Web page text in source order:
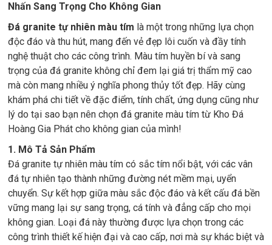
Nhấn Sang Trọng Cho Không Gian
Đá granite tự nhiên màu tím là một trong những lựa chọn
độc đáo và thu hút, mang đến vẻ đẹp lôi cuốn và đầy tính
nghệ thuật cho các công trình. Màu tím huyền bí và sang
trọng của đá granite không chỉ đem lại giá trị thẩm mỹ cao
mà còn mang nhiều ý nghĩa phong thủy tốt đẹp. Hãy cùng
khám phá chi tiết về đặc điểm, tính chất, ứng dụng cũng như
lý do tại sao bạn nên chọn đá granite màu tím từ Kho Đá
Hoàng Gia Phát cho không gian của mình!
1. Mô Tả Sản Phẩm
Đá granite tự nhiên màu tím có sắc tím nổi bật, với các vân
đá tự nhiên tạo thành những đường nét mềm mại, uyển
chuyển. Sự kết hợp giữa màu sắc độc đáo và kết cấu đá bền
vững mang lại sự sang trọng, cá tính và đẳng cấp cho mọi
không gian. Loại đá này thường được lựa chọn trong các
công trình thiết kế hiện đại và cao cấp, nơi mà sự khác biệt và